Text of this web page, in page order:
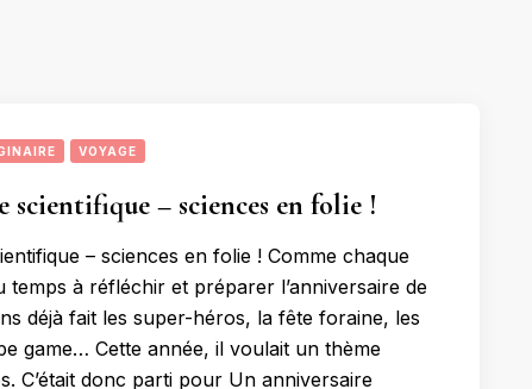
VOYAGE
scientifique – sciences en folie !
– sciences en folie ! Comme chaque
temps à réfléchir et préparer l’anniversaire de
déjà fait les super-héros, la fête foraine, les
game… Cette année, il voulait un thème
C’était donc parti pour Un anniversaire